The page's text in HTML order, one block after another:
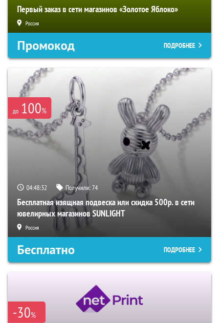
Первый заказ в сети магазинов «Золотое Яблоко»
Россия
Промокод ПОДРОБНЕЕ
до 100%
04:48:31 Получили:74
Бесплатная изящная подвеска или скидка 500р. в сети
ювелирных магазинов SUNLIGHT
Россия
Бесплатно ПОДРОБНЕЕ
-30%